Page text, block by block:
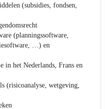
(subsidies, fondsen,
(planningssoftware,
…) en
in het Nederlands, Frans en
(risicoanalyse, wetgeving,